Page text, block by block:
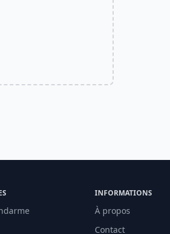
INFORMATIONS
À propos
Contact